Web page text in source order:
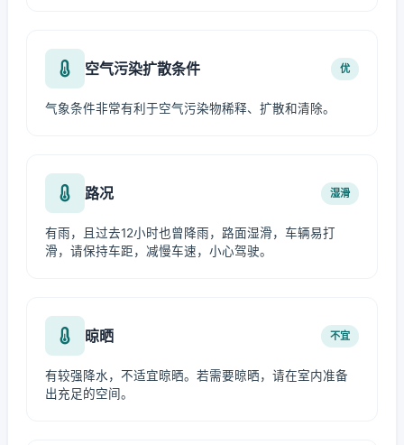
空气污染扩散条件 优
气象条件非常有利于空气污染物稀释、扩散和清除。
路况 湿滑
有雨，且过去12小时也曾降雨，路面湿滑，车辆易打
滑，请保持车距，减慢车速，小心驾驶。
晾晒 不宜
有较强降水，不适宜晾晒。若需要晾晒，请在室内准备
出充足的空间。